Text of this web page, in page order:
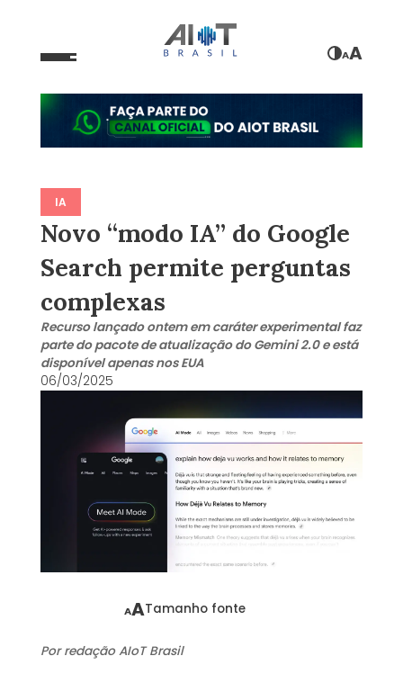
AA
IA
Novo “modo IA” do Google
Search permite perguntas
complexas
Recurso lançado ontem em caráter experimental faz
parte do pacote de atualização do Gemini 2.0 e está
disponível apenas nos EUA
06/03/2025
AATamanho fonte
Por redação AIoT Brasil